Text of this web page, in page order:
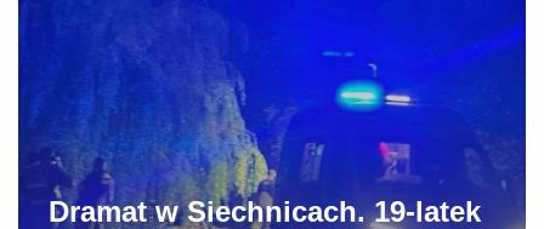
Dramat w Siechnicach. 19-latek